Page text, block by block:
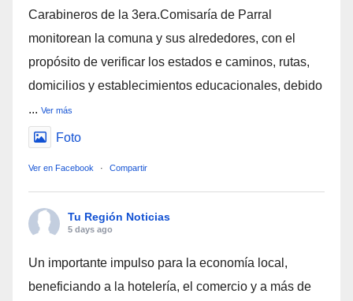
Carabineros de la 3era.Comisaría de Parral
monitorean la comuna y sus alrededores, con el
propósito de verificar los estados e caminos, rutas,
domicilios y establecimientos educacionales, debido
... Ver más
Foto
Ver en Facebook · Compartir
Tu Región Noticias
5 days ago
Un importante impulso para la economía local,
beneficiando a la hotelería, el comercio y a más de